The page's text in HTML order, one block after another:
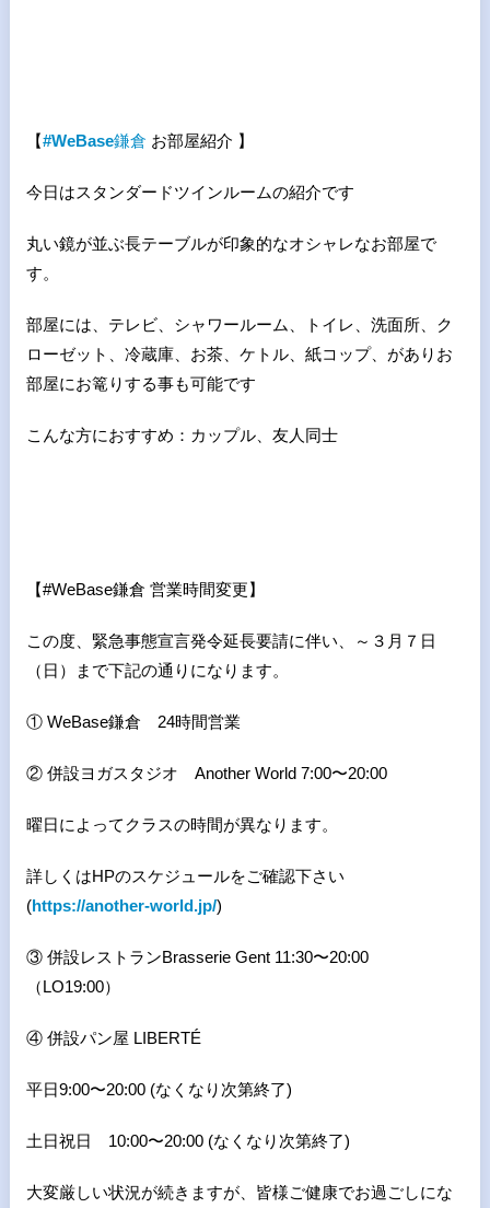
【#WeBase鎌倉 お部屋紹介 】
今日はスタンダードツインルームの紹介です
丸い鏡が並ぶ長テーブルが印象的なオシャレなお部屋で
す。
部屋には、テレビ、シャワールーム、トイレ、洗面所、ク
ローゼット、冷蔵庫、お茶、ケトル、紙コップ、がありお
部屋にお篭りする事も可能です
こんな方におすすめ：カップル、友人同士
【#WeBase鎌倉 営業時間変更】
この度、緊急事態宣言発令延長要請に伴い、～３月７日
（日）まで下記の通りになります。
① WeBase鎌倉 24時間営業
② 併設ヨガスタジオ Another World 7:00〜20:00
曜日によってクラスの時間が異なります。
詳しくはHPのスケジュールをご確認下さい
(https://another-world.jp/)
③ 併設レストランBrasserie Gent 11:30〜20:00
（LO19:00）
④ 併設パン屋 LIBERTÉ
平日9:00〜20:00 (なくなり次第終了)
土日祝日 10:00〜20:00 (なくなり次第終了)
大変厳しい状況が続きますが、皆様ご健康でお過ごしにな